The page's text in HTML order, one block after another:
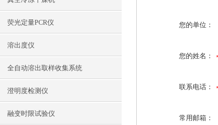
荧光定量PCR仪
溶出度仪
全自动溶出取样收集系统
澄明度检测仪
融变时限试验仪
您的单位：
您的姓名：
联系电话：
常用邮箱：